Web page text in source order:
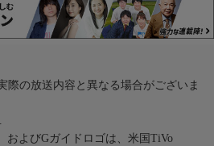
際の放送内容と異なる場合がございま
およびGガイドロゴは、米国TiVo